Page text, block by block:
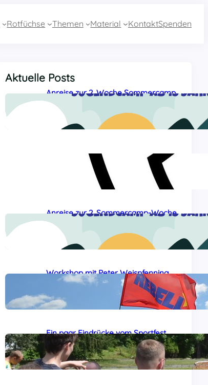
Rotfüchse Themen Material KontaktSpenden
Aktuelle Posts
Anreise zur 2. Woche Sommercamp
aus Essen mit dem Zug
27 Juli, 2026
Sommercamp-Hotline 2026
26 Juli, 2026
Anreise zur 2. Sommercamp-Woche
aus Baden-Württemberg
24 Juli, 2026
Workshop mit Peter Weispfenning
auf dem Sommercamp
29 Juli, 2026
Ein paar Eindrücke vom Sportfest
auf dem Sommercamp
29 Juli, 2026